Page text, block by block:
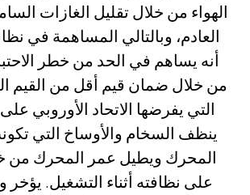
الهواء من خلال تقليل الغازات
العادم، وبالتالي المساهمة في
أنه يساهم في الحد من خطر
من خلال ضمان قيم أقل من القيم
التي يفرضها الاتحاد الأوروبي
ينظف السخام والأوساخ التي
المحرك ويطيل عمر المحرك من
على نظافته أثناء التشغيل.